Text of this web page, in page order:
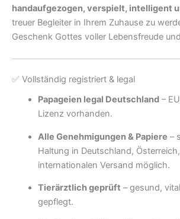
handaufgezogen, verspielt, intelligent
treuer Begleiter in Ihrem Zuhause zu
Geschenk Gottes voller Lebensfreude
✅ Vollständig registriert & legal
Papageien legal Deutschland–
Lizenz vorhanden.
Alle Genehmigungen & Papiere –
Haltung in Deutschland,
internationalen Versand möglich.
Tierärztlich geprüft – gesund,
gepflegt.